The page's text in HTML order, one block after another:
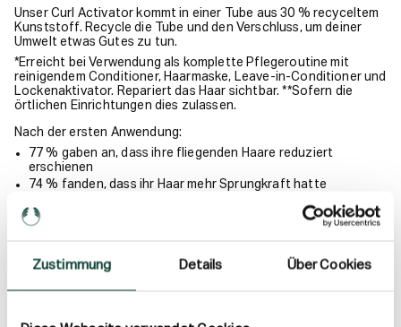
Zustimmung Details Über Cookies
Unser Curl Activator kommt in einer Tube aus 30 % recyceltem
Kunststoff. Recycle die Tube und den Verschluss, um deiner
Umwelt etwas Gutes zu tun.
*Erreicht bei Verwendung als komplette Pflegeroutine mit
reinigendem Conditioner, Haarmaske, Leave-in-Conditioner und
Lockenaktivator. Repariert das Haar sichtbar. **Sofern die
örtlichen Einrichtungen dies zulassen.
Nach der ersten Anwendung:
77 % gaben an, dass ihre fliegenden Haare reduziert
erschienen
74 % fanden, dass ihr Haar mehr Sprungkraft hatte
70 % fanden, dass ihr Haar glänzender aussah
Locken und Krausen.
Definiert Locken und Krausen, ohne sie zu beschweren